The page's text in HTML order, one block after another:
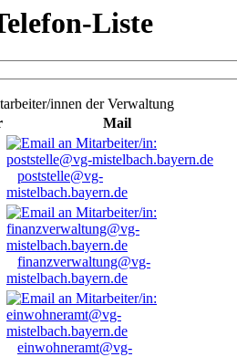
Liste
innen der Verwaltung
Mail
poststelle@vg-
mistelbach.bayern.de
finanzverwaltung@vg-
mistelbach.bayern.de
einwohneramt@vg-